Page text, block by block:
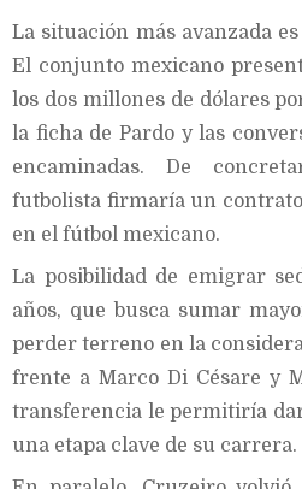
La situación más avanzada
El conjunto mexicano
los dos millones de dólares
la ficha de Pardo y las
encaminadas. De
futbolista firmaría un
en el fútbol mexicano.
La posibilidad de emigrar
años, que busca sumar
perder terreno en la
frente a Marco Di Césare y
transferencia le permitiría
una etapa clave de su carrera.